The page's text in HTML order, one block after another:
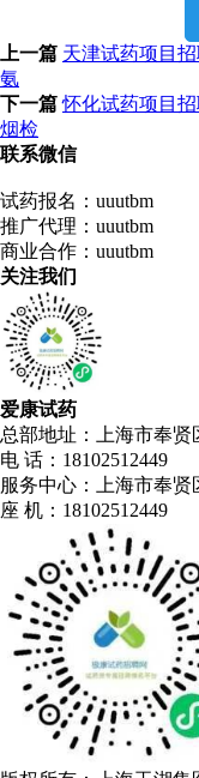
上一篇 天津试药项目
氨
下一篇 怀化试药项目
烟检
联系微信
试药报名：uuutbm
推广代理：uuutbm
商业合作：uuutbm
关注我们
爱康试药
总部地址：上海市奉贤
电 话：18102512449
服务中心：上海市奉贤
座 机：18102512449